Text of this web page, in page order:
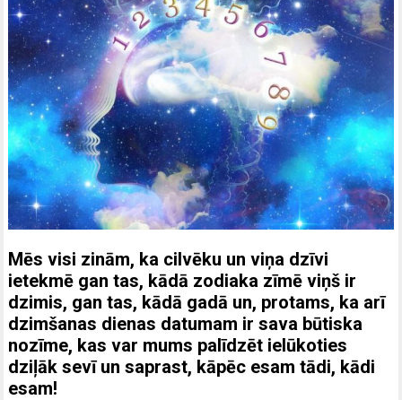
Mēs visi zinām, ka cilvēku un viņa dzīvi
ietekmē gan tas, kādā zodiaka zīmē viņš ir
dzimis, gan tas, kādā gadā un, protams, ka arī
dzimšanas dienas datumam ir sava būtiska
nozīme, kas var mums palīdzēt ielūkoties
dziļāk sevī un saprast, kāpēc esam tādi, kādi
esam!